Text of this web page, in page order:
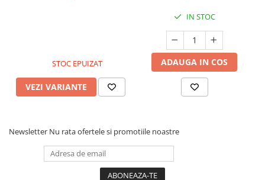
STOC EPUIZAT
VEZI VARIANTE
IN STOC
ADAUGA IN COS
Newsletter Nu rata ofertele si promotiile noastre